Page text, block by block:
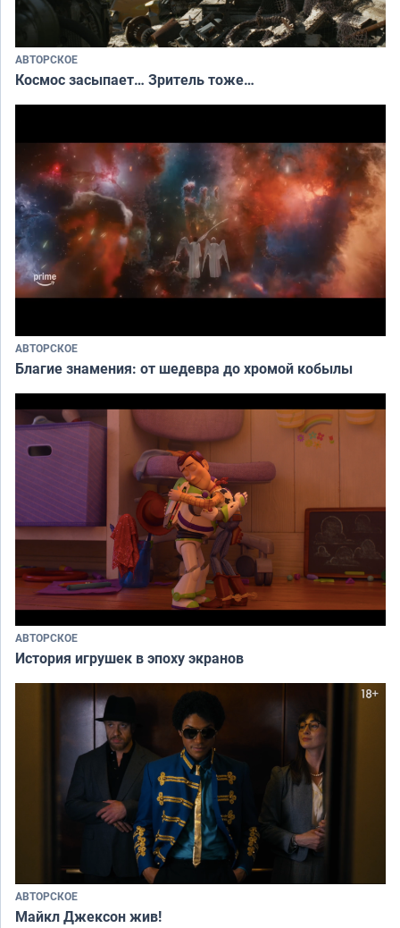
АВТОРСКОЕ
Космос засыпает… Зритель тоже…
АВТОРСКОЕ
Благие знамения: от шедевра до хромой кобылы
АВТОРСКОЕ
История игрушек в эпоху экранов
АВТОРСКОЕ
Майкл Джексон жив!